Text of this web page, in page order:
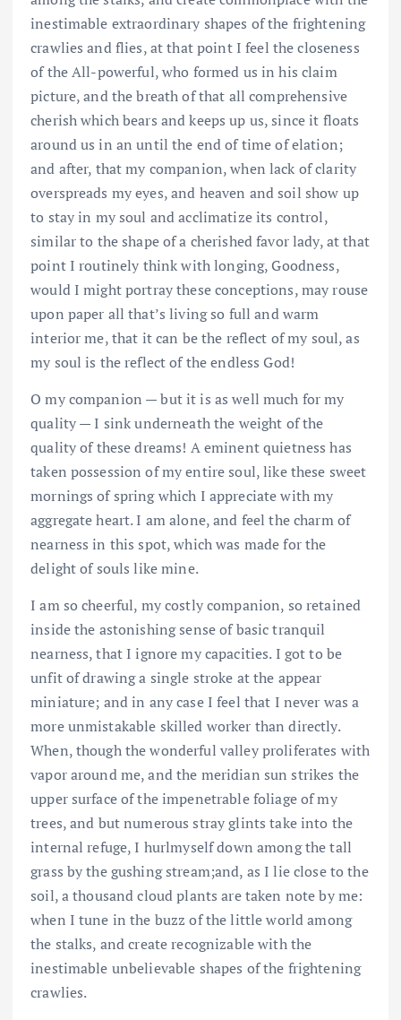
inestimable extraordinary shapes of the frightening
crawlies and flies, at that point I feel the closeness
of the All-powerful, who formed us in his claim
picture, and the breath of that all comprehensive
cherish which bears and keeps up us, since it floats
around us in an until the end of time of elation;
and after, that my companion, when lack of clarity
overspreads my eyes, and heaven and soil show up
to stay in my soul and acclimatize its control,
similar to the shape of a cherished favor lady, at that
point I routinely think with longing, Goodness,
would I might portray these conceptions, may rouse
upon paper all that’s living so full and warm
interior me, that it can be the reflect of my soul, as
my soul is the reflect of the endless God!
O my companion — but it is as well much for my
quality — I sink underneath the weight of the
quality of these dreams! A eminent quietness has
taken possession of my entire soul, like these sweet
mornings of spring which I appreciate with my
aggregate heart. I am alone, and feel the charm of
nearness in this spot, which was made for the
delight of souls like mine.
I am so cheerful, my costly companion, so retained
inside the astonishing sense of basic tranquil
nearness, that I ignore my capacities. I got to be
unfit of drawing a single stroke at the appear
miniature; and in any case I feel that I never was a
more unmistakable skilled worker than directly.
When, though the wonderful valley proliferates with
vapor around me, and the meridian sun strikes the
upper surface of the impenetrable foliage of my
trees, and but numerous stray glints take into the
internal refuge, I hurlmyself down among the tall
grass by the gushing stream;and, as I lie close to the
soil, a thousand cloud plants are taken note by me:
when I tune in the buzz of the little world among
the stalks, and create recognizable with the
inestimable unbelievable shapes of the frightening
crawlies.